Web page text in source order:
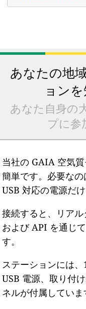
あなたの地
ョン
あなた自身の
プに参
当社の GAIA 空気
簡単です。必要な
USB 対応の電源だけ
接続すると、リア
および API を通じ
す。
ステーションには、
USB 電源、取り付
ネルが付属していま